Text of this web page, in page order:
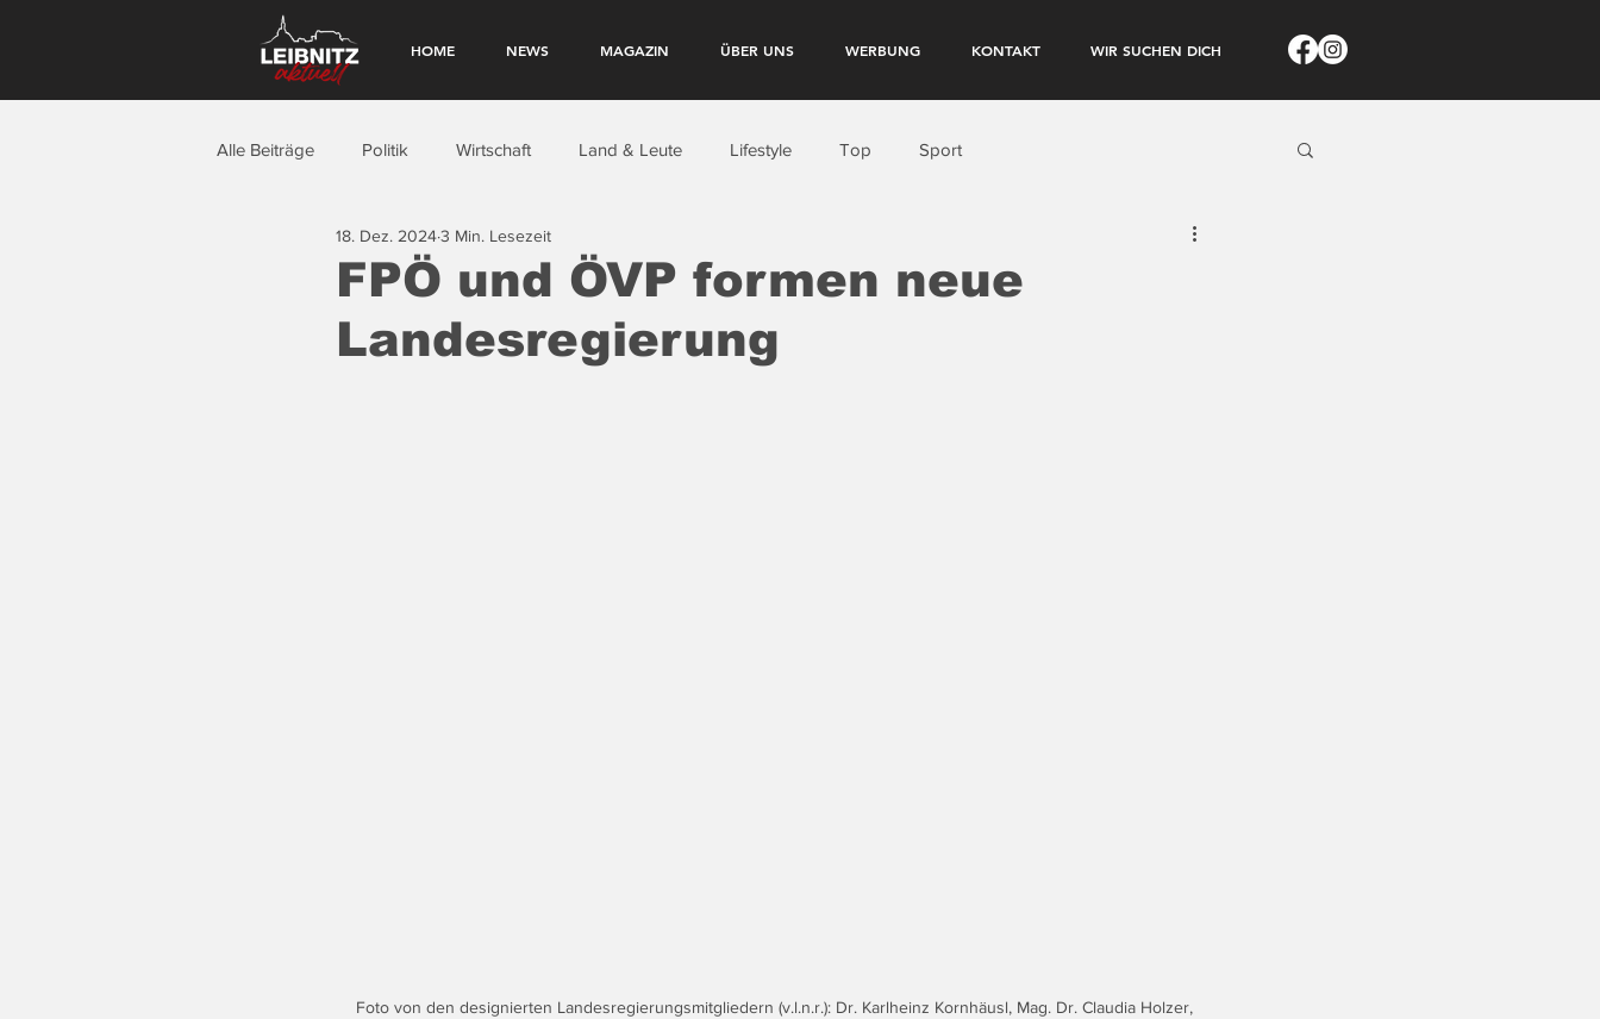
HOME NEWS MAGAZIN ÜBER UNS WERBUNG KONTAKT WIR SUCHEN DICH
Alle Beiträge Politik Wirtschaft Land & Leute Lifestyle Top Sport
FPÖ und ÖVP formen neue
Landesregierung
18. Dez. 20243 Min. Lesezeit
Foto von den designierten Landesregierungsmitgliedern (v.l.n.r.): Dr. Karlheinz Kornhäusl, Mag. Dr. Claudia Holzer,